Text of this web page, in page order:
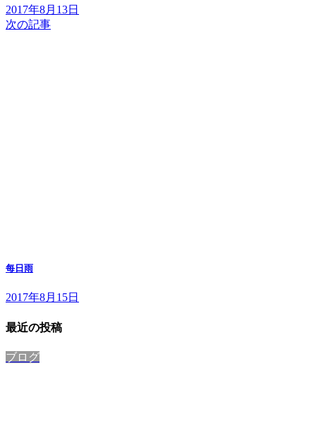
2017年8月13日
次の記事
每日雨
2017年8月15日
最近の投稿
ブログ